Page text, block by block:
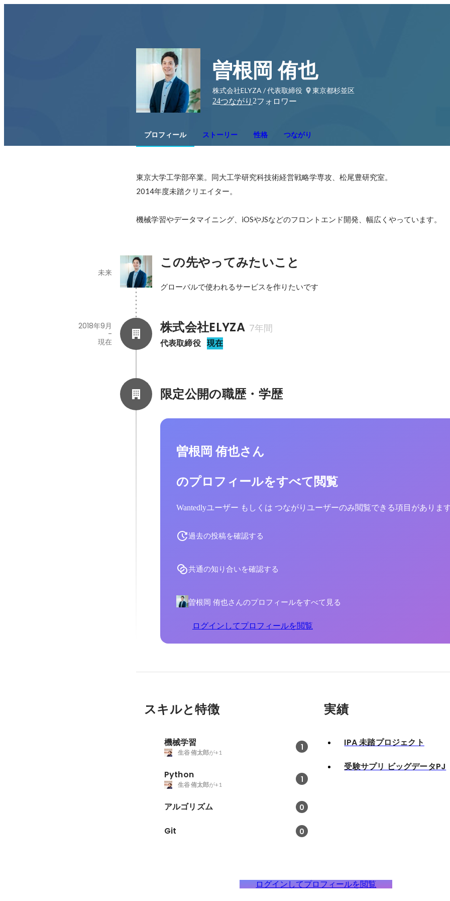
曽根岡 侑也
株式会社ELYZA / 代表取締役
東京都杉並区
24つながり 2フォロワー
プロフィール ストーリー 性格 つながり
東京大学工学部卒業。同大工学研究科技術経営戦略学専攻、松尾豊研究室。
2014年度未踏クリエイター。
機械学習やデータマイニング、iOSやJSなどのフロントエンド開発、幅広くやっています。
この先やってみたいこと
未来
グローバルで使われるサービスを作りたいです
株式会社ELYZA 7年間
代表取締役 現在
2018年9月
-
現在
限定公開の職歴・学歴
曽根岡 侑也さん
のプロフィールをすべて閲覧
Wantedlyユーザー もしくは つながりユーザーのみ閲覧できる項目がありま
過去の投稿を確認する
共通の知り合いを確認する
曽根岡 侑也さんのプロフィールをすべて見る
ログインしてプロフィールを閲覧
スキルと特徴
機械学習 1
生谷 侑太郎が+1
Python 1
生谷 侑太郎が+1
アルゴリズム 0
Git 0
実績
IPA 未踏プロジェクト
受験サプリ ビッグデータPJ
ログインしてプロフィールを閲覧